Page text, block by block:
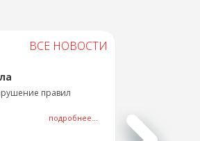
ВСЕ НОВОСТИ
правил
подробнее...